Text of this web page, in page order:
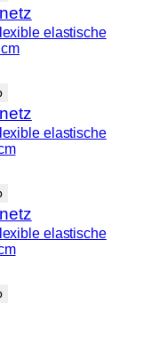
elastische
elastische
elastische